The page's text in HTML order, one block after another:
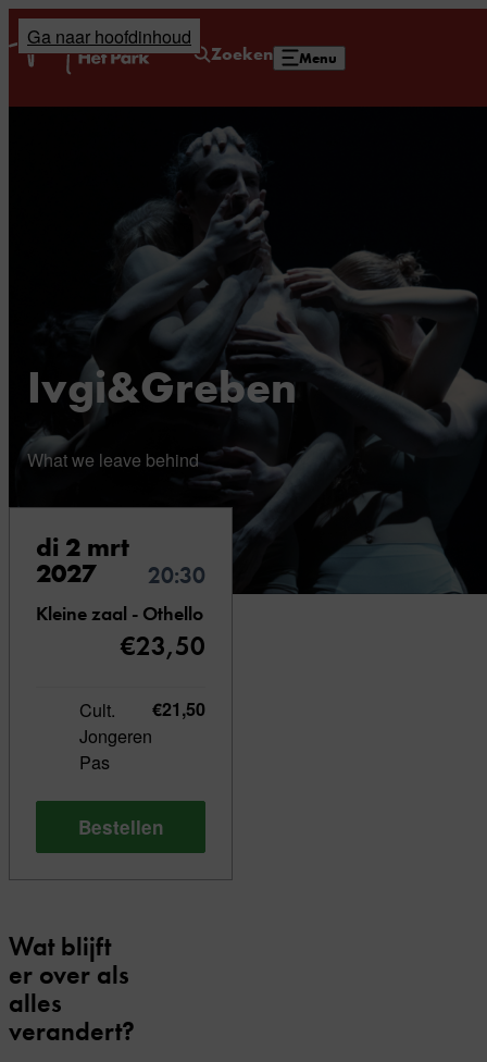
Ga naar hoofdinhoud
Zoeken Menu
Home
Ivgi&Greben
What we leave behind
di 2 mrt
2027 20:30
Kleine zaal - Othello
€23,50
Cult.
Jongeren
Pas
€21,50
Bestellen
Wat blijft
er over als
alles
verandert?